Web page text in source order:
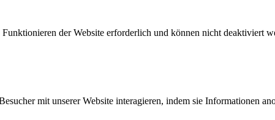
der Website erforderlich und können nicht deaktiviert
mit unserer Website interagieren, indem sie Informationen